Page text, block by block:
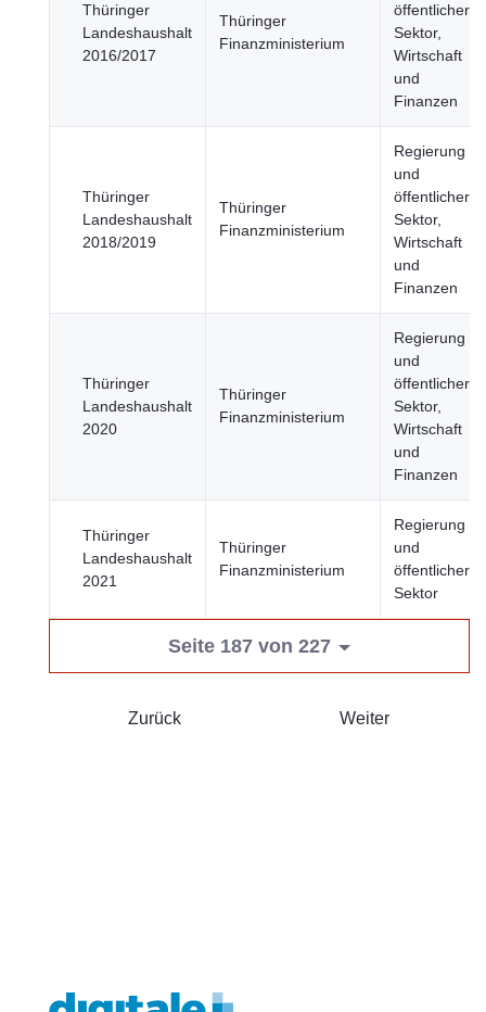
Thüringer
Landeshaushalt
2016/2017
Thüringer
Finanzministerium
öffentlicher
Sektor,
Wirtschaft
und
Finanzen
Thüringer
Landeshaushalt
2018/2019
Thüringer
Finanzministerium
Regierung
und
öffentlicher
Sektor,
Wirtschaft
und
Finanzen
Thüringer
Landeshaushalt
2020
Thüringer
Finanzministerium
Regierung
und
öffentlicher
Sektor,
Wirtschaft
und
Finanzen
Thüringer
Landeshaushalt
2021
Thüringer
Finanzministerium
Regierung
und
öffentlicher
Sektor
Seite 187 von 227
Zurück Weiter